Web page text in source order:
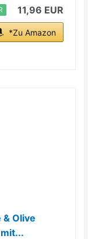
11,96 EUR
*Zu Amazon
Olive